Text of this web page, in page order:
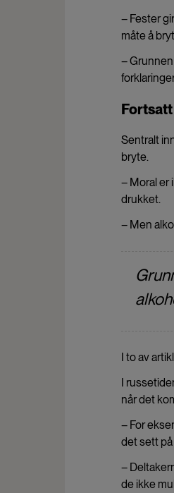
– Fester
måte å
–
Sentralt
bryte.
– Moral er
drukket.
– Men
I to av
I
når det
– For
det sett
–
de ikke